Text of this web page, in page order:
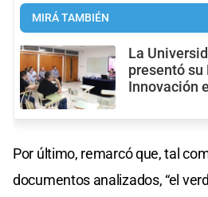
MIRÁ TAMBIÉN
La
presentó su
Innovación
Por último, remarcó que, tal
documentos analizados, “el